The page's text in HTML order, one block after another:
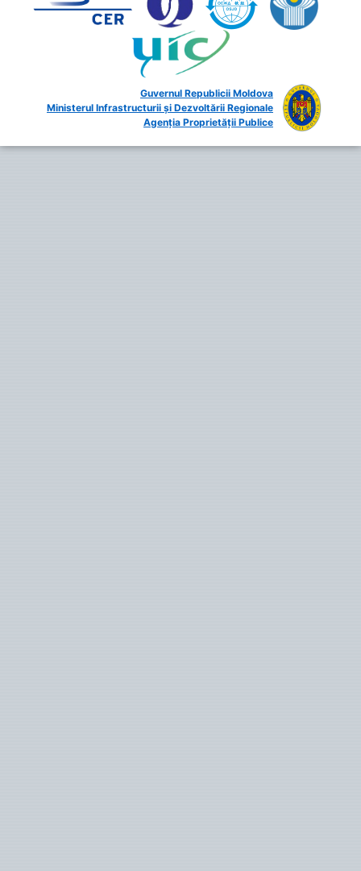
Guvernul Republicii Moldova
Ministerul Infrastructurii și Dezvoltării Regionale
Agenția Proprietății Publice